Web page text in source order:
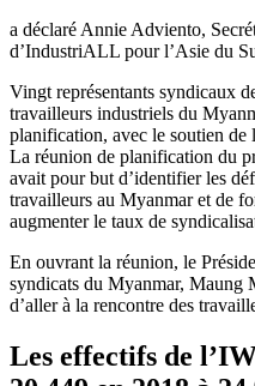
a déclaré Annie Adviento,
d’IndustriALL pour l’Asie du
Vingt représentants syndicaux
travailleurs industriels du
planification, avec le soutien
La réunion de planification du
avait pour but d’identifier les
travailleurs au Myanmar et de
augmenter le taux de
En ouvrant la réunion, le
syndicats du Myanmar, Maung
d’aller à la rencontre des
Les effectifs de